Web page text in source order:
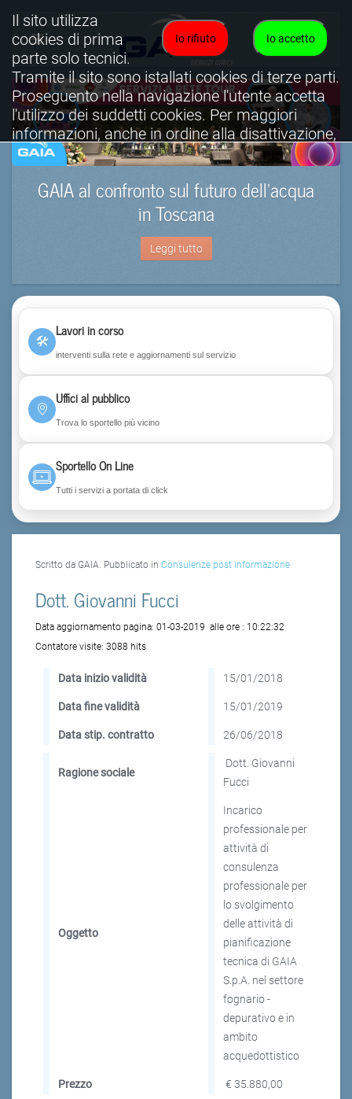
GAIA al confronto sul futuro dell’acqua
in Toscana
Leggi tutto
🛠
Lavori in corso
interventi sulla rete e aggiornamenti sul servizio
Uffici al pubblico
Trova lo sportello più vicino
Sportello On Line
Tutti i servizi a portata di click
Scritto da GAIA. Pubblicato in Consulenze post informazione
Dott. Giovanni Fucci
Data aggiornamento pagina: 01-03-2019 alle ore : 10:22:32
Contatore visite: 3088 hits
Data inizio validità 15/01/2018
Data fine validità 15/01/2019
Data stip. contratto 26/06/2018
Ragione sociale
Dott. Giovanni
Fucci
Oggetto
Incarico
professionale per
attività di
consulenza
professionale per
lo svolgimento
delle attività di
pianificazione
tecnica di GAIA
S.p.A. nel settore
fognario -
depurativo e in
ambito
acquedottistico
Prezzo € 35.880,00
Io accetto
Io rifiuto
Il sito utilizza
cookies di prima
parte solo tecnici.
Tramite il sito sono istallati cookies di terze parti.
Proseguento nella navigazione l'utente accetta
l'utilizzo dei suddetti cookies. Per maggiori
informazioni, anche in ordine alla disattivazione,
è possibile consultare l'informativa cookies
completa.
Visualizza informativa completa.